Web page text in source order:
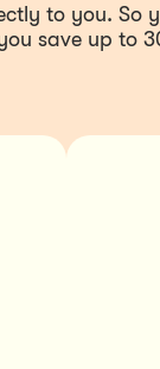
to you. So
save up to